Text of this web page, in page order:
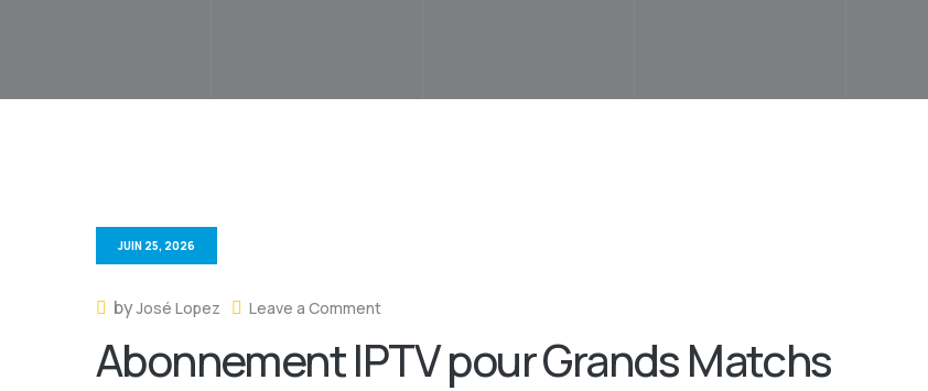
JUIN 25, 2026
byJosé Lopez Leave a Comment
Abonnement IPTV pour Grands Matchs